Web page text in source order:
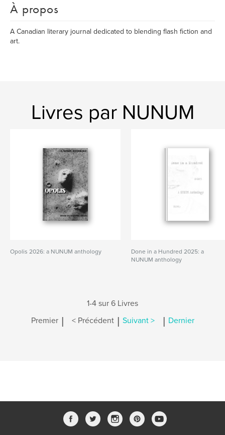
À propos
A Canadian literary journal dedicated to blending flash fiction and
art.
Livres par NUNUM
Opolis 2026: a NUNUM anthology
Done in a Hundred 2025: a
NUNUM anthology
1-4 sur 6 Livres
Premier | < Précédent | Suivant > | Dernier